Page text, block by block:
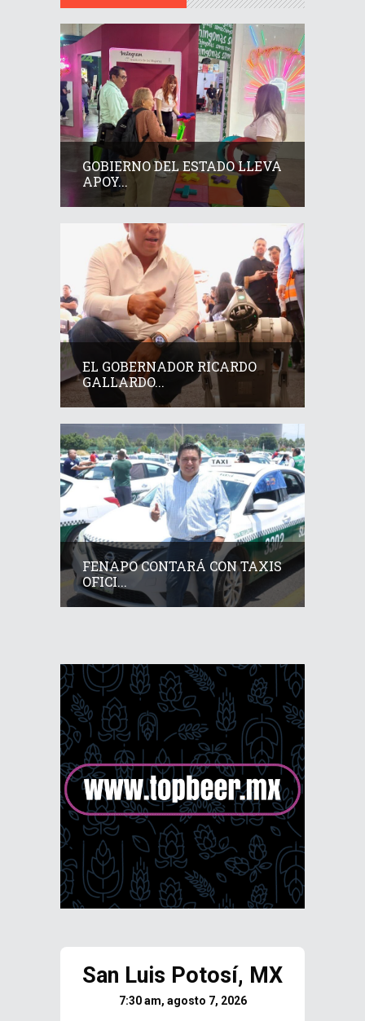
GOBIERNO DEL ESTADO LLEVA
APOY...
EL GOBERNADOR RICARDO
GALLARDO...
FENAPO CONTARÁ CON TAXIS
OFICI...
San Luis Potosí, MX
7:30 am, agosto 7, 2026